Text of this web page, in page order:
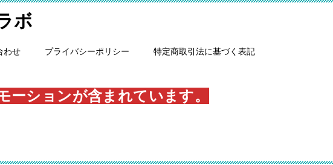
ボ
わせ プライバシーポリシー 特定商取引法に基づく表記
ションが含まれています。